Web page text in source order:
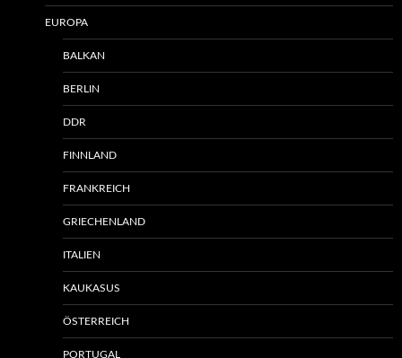
EUROPA
BALKAN
BERLIN
DDR
FINNLAND
FRANKREICH
GRIECHENLAND
ITALIEN
KAUKASUS
ÖSTERREICH
PORTUGAL